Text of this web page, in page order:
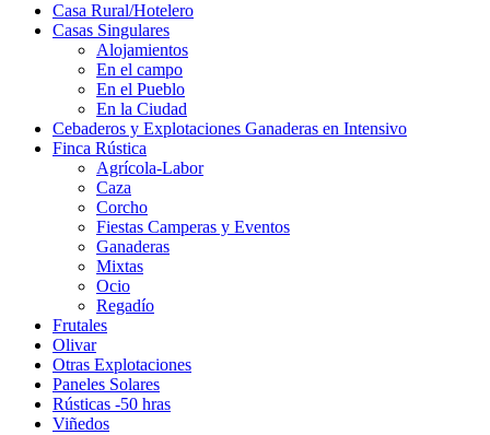
Casa Rural/Hotelero
Casas Singulares
Alojamientos
En el campo
En el Pueblo
En la Ciudad
Cebaderos y Explotaciones Ganaderas en Intensivo
Finca Rústica
Agrícola-Labor
Caza
Corcho
Fiestas Camperas y Eventos
Ganaderas
Mixtas
Ocio
Regadío
Frutales
Olivar
Otras Explotaciones
Paneles Solares
Rústicas -50 hras
Viñedos